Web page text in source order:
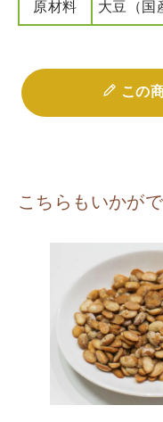
原材料 大豆（国
この
こちらもいかが